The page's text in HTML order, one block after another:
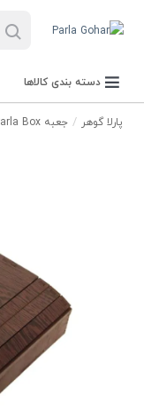
دسته بندی کالاها
پارلا گوهر جعبه Parla Box